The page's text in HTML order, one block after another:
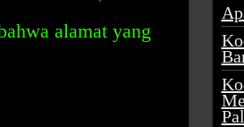
alamat yang